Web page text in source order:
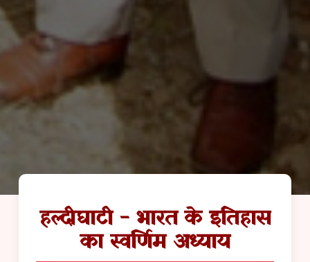
हल्दीघाटी - भारत के इतिहास
का स्वर्णिम अध्याय